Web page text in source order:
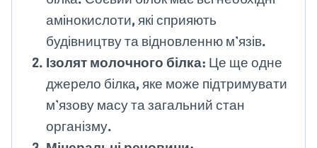
амінокислоти, які сприяють
будівництву та відновленню м’язів.
Ізолят молочного білка: Це ще одне
джерело білка, яке може підтримувати
м’язову масу та загальний стан
організму.